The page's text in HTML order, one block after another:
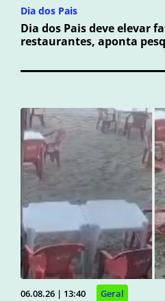
Dia dos Pais
Dia dos Pais deve elevar
restaurantes, aponta
06.08.26 | 13:40 Geral